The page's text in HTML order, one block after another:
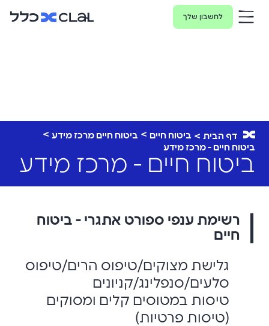
לחשבון שלך
דף הבית ביטוח חיים
ביטוח חיים מרכז מידע
ביטוח חיים - מרכז מידע
ביטוח חיים - מרכז מידע
רשימת ענפי ספורט אתגרי - ביטוח
חיים
גלישת מצוקים/טיפוס הרים/טיפוס
סלעים/סנפלינג/קניונים
טיסות במטוסים קלים ומסוקים
(טיסות פרטיות) ‏